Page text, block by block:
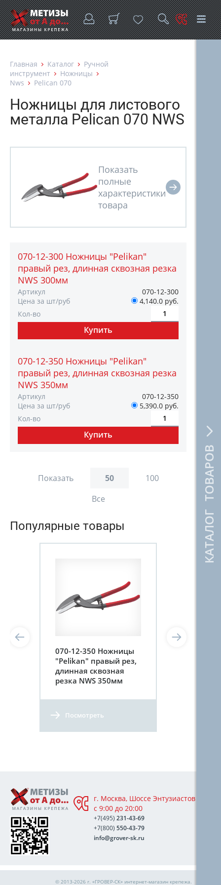
КАТАЛОГ ТОВАРОВ
Главная Каталог
Ручной
инструмент
Ножницы
Nws
Pelican 070
Ножницы для листового
металла Pelican 070 NWS
070-12-300 Ножницы "Pelikan"
правый рез, длинная сквозная резка
NWS 300мм
Артикул
070-12-300
Цена за шт/руб
4,140.0 руб.
Кол-во
070-12-350 Ножницы "Pelikan"
правый рез, длинная сквозная резка
NWS 350мм
Артикул
070-12-350
Цена за шт/руб
5,390.0 руб.
Кол-во
Показать 50
100
Все
Популярные товары
070-12-350 Ножницы
"Pelikan" правый рез,
длинная сквозная
резка NWS 350мм
Посмотреть
г. Москва, Шоссе Энтузиастов 76А,
с 9:00 до 20:00
+7(495) 231-43-69
+7(800) 550-43-79
info@grover-sk.ru
© 2013-2026 г. «ГРОВЕР-СК» интернет-магазин крепежа